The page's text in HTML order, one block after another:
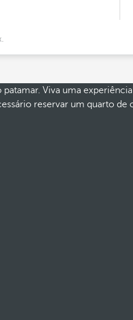
Viva uma
reservar um quarto de